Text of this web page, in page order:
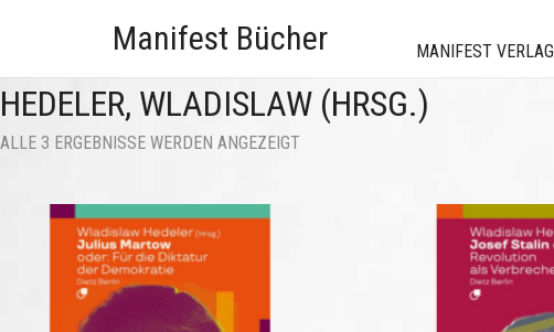
Manifest Bücher MANIFEST VERLAG
HEDELER, WLADISLAW (HRSG.)
ALLE 3 ERGEBNISSE WERDEN ANGEZEIGT